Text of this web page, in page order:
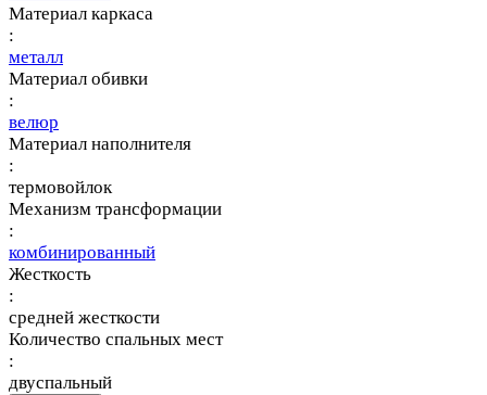
Материал каркаса
:
металл
Материал обивки
:
велюр
Материал наполнителя
:
термовойлок
Механизм трансформации
:
комбинированный
Жесткость
:
средней жесткости
Количество спальных мест
:
двуспальный